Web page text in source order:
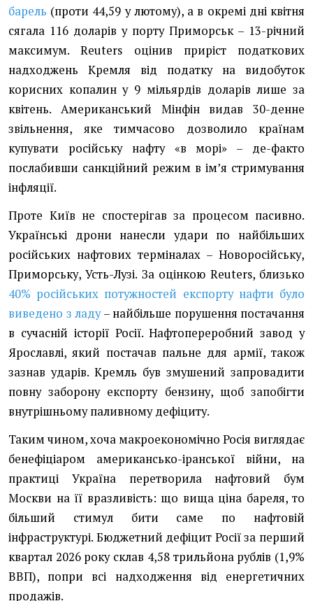
барель (проти 44,59 у лютому), а в окремі дні квітня
сягала 116 доларів у порту Приморськ – 13-річний
максимум. Reuters оцінив приріст податкових
надходжень Кремля від податку на видобуток
корисних копалин у 9 мільярдів доларів лише за
квітень. Американський Мінфін видав 30-денне
звільнення, яке тимчасово дозволило країнам
купувати російську нафту «в морі» – де-факто
послабивши санкційний режим в імʼя стримування
інфляції.
Проте Київ не спостерігав за процесом пасивно.
Українські дрони нанесли удари по найбільших
російських нафтових терміналах – Новоросійську,
Приморську, Усть-Лузі. За оцінкою Reuters, близько
40% російських потужностей експорту нафти було
виведено з ладу– найбільше порушення постачання
в сучасній історії Росії. Нафтопереробний завод у
Ярославлі, який постачав пальне для армії, також
зазнав ударів. Кремль був змушений запровадити
повну заборону експорту бензину, щоб запобігти
внутрішньому паливному дефіциту.
Таким чином, хоча макроекономічно Росія виглядає
бенефіціаром американсько-іранської війни, на
практиці Україна перетворила нафтовий бум
Москви на її вразливість: що вища ціна бареля, то
більший стимул бити саме по нафтовій
інфраструктурі. Бюджетний дефіцит Росії за перший
квартал 2026 року склав 4,58 трильйона рублів (1,9%
ВВП), попри всі надходження від енергетичних
продажів.